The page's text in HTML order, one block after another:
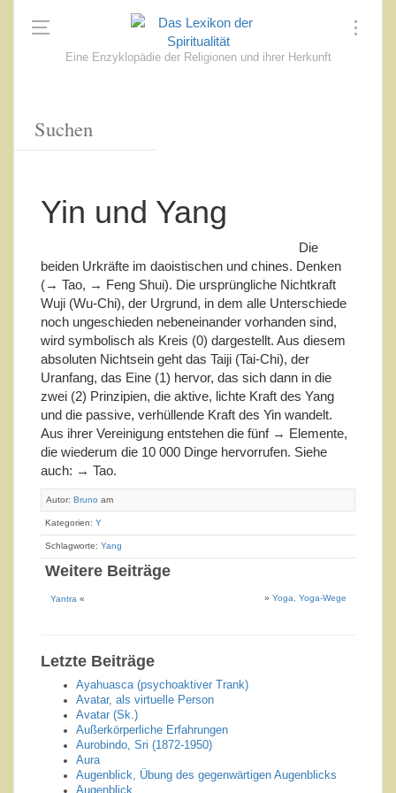
Eine Enzyklopädie der Religionen und ihrer Herkunft
Yin und Yang
Die
beiden Urkräfte im daoistischen und chines. Denken
(→ Tao, → Feng Shui). Die ursprüngliche Nichtkraft
Wuji (Wu-Chi), der Urgrund, in dem alle Unterschiede
noch ungeschieden nebeneinander vorhanden sind,
wird symbolisch als Kreis (0) dargestellt. Aus diesem
absoluten Nichtsein geht das Taiji (Tai-Chi), der
Uranfang, das Eine (1) hervor, das sich dann in die
zwei (2) Prinzipien, die aktive, lichte Kraft des Yang
und die passive, verhüllende Kraft des Yin wandelt.
Aus ihrer Vereinigung entstehen die fünf → Elemente,
die wiederum die 10 000 Dinge hervorrufen. Siehe
auch: → Tao.
Autor: Bruno am
Kategorien: Y
Schlagworte: Yang
Weitere Beiträge
Yantra « » Yoga, Yoga-Wege
Letzte Beiträge
Ayahuasca (psychoaktiver Trank)
Avatar, als virtuelle Person
Avatar (Sk.)
Außerkörperliche Erfahrungen
Aurobindo, Sri (1872-1950)
Aura
Augenblick, Übung des gegenwärtigen Augenblicks
Augenblick